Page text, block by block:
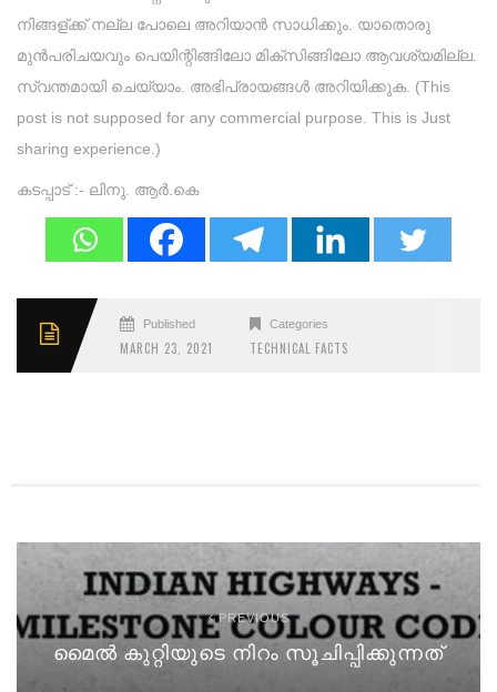
നിങ്ങള്ക്ക് നല്ല പോലെ അറിയാൻ സാധിക്കും. യാതൊരു
മുൻപരിചയവും പെയിന്റിങ്ങിലോ മിക്സിങ്ങിലോ ആവശ്യമില്ല.
സ്വന്തമായി ചെയ്യാം. അഭിപ്രായങ്ങൾ അറിയിക്കുക. (This
post is not supposed for any commercial purpose. This is Just
sharing experience.)
കടപ്പാട് :- ലിനു. ആർ.കെ
Published
MARCH 23, 2021
Categories
TECHNICAL FACTS
PREVIOUS
മൈൽ കുറ്റിയുടെ നിറം സൂചിപ്പിക്കുന്നത്